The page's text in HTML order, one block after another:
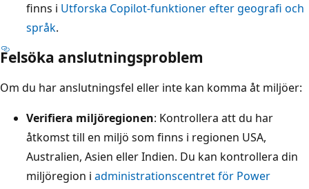
finns i Utforska Copilot-funktioner efter geografi och
språk.
Felsöka anslutningsproblem
Om du har anslutningsfel eller inte kan komma åt miljöer:
Verifiera miljöregionen: Kontrollera att du har
åtkomst till en miljö som finns i regionen USA,
Australien, Asien eller Indien. Du kan kontrollera din
miljöregion i administrationscentret för Power